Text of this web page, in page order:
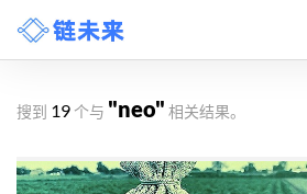
搜到 19 个与 "neo" 相关结果。